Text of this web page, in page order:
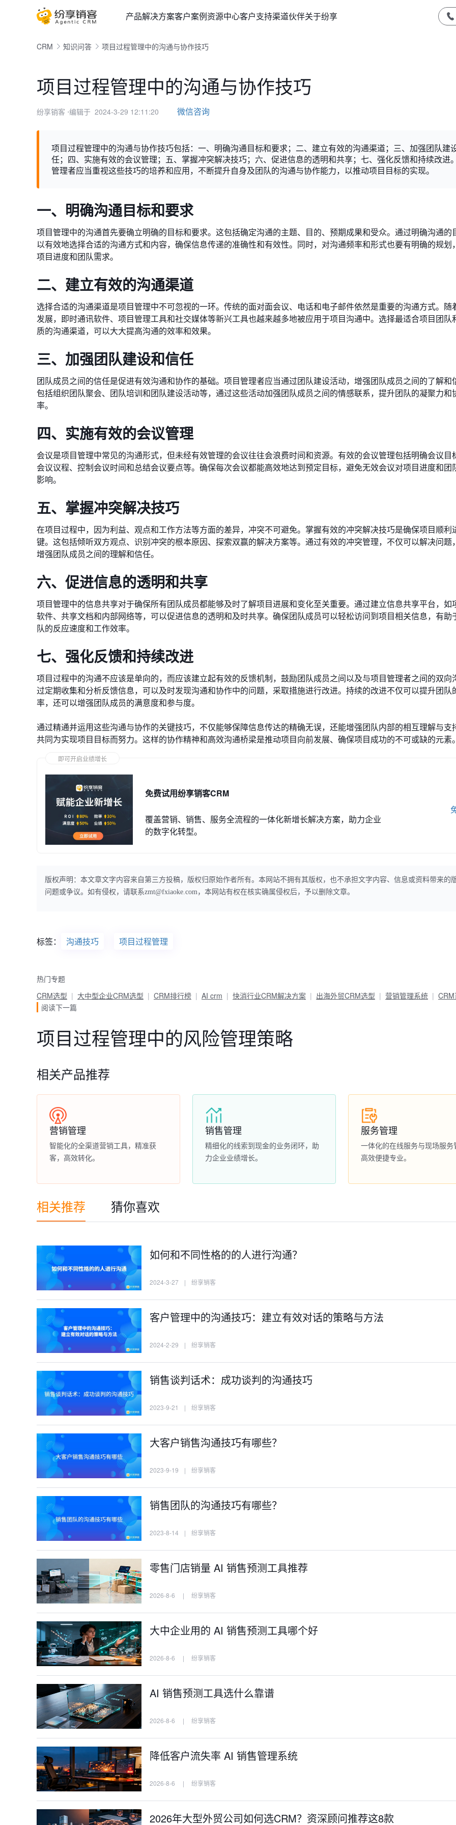
产品解决方案客户案例资源中心客户支持渠道伙伴关于纷享
CRM 知识问答 项目过程管理中的沟通与协作技巧
项目过程管理中的沟通与协作技巧
纷享销客 ⋅编辑于 2024-3-29 12:11:20 微信咨询
项目过程管理中的沟通与协作技巧包括：一、明确沟通目标和要求；二、建立有效的沟通渠道；三、加强团队建
任；四、实施有效的会议管理；五、掌握冲突解决技巧；六、促进信息的透明和共享；七、强化反馈和持续改进
管理者应当重视这些技巧的培养和应用，不断提升自身及团队的沟通与协作能力，以推动项目目标的实现。
一、明确沟通目标和要求
项目管理中的沟通首先要确立明确的目标和要求。这包括确定沟通的主题、目的、预期成果和受众。通过明确沟通的
以有效地选择合适的沟通方式和内容，确保信息传递的准确性和有效性。同时，对沟通频率和形式也要有明确的规划
项目进度和团队需求。
二、建立有效的沟通渠道
选择合适的沟通渠道是项目管理中不可忽视的一环。传统的面对面会议、电话和电子邮件依然是重要的沟通方式。随
发展，即时通讯软件、项目管理工具和社交媒体等新兴工具也越来越多地被应用于项目沟通中。选择最适合项目团队
质的沟通渠道，可以大大提高沟通的效率和效果。
三、加强团队建设和信任
团队成员之间的信任是促进有效沟通和协作的基础。项目管理者应当通过团队建设活动，增强团队成员之间的了解和
包括组织团队聚会、团队培训和团队建设活动等，通过这些活动加强团队成员之间的情感联系，提升团队的凝聚力和
率。
四、实施有效的会议管理
会议是项目管理中常见的沟通形式，但未经有效管理的会议往往会浪费时间和资源。有效的会议管理包括明确会议目
会议议程、控制会议时间和总结会议要点等。确保每次会议都能高效地达到预定目标，避免无效会议对项目进度和团
影响。
五、掌握冲突解决技巧
在项目过程中，因为利益、观点和工作方法等方面的差异，冲突不可避免。掌握有效的冲突解决技巧是确保项目顺利
键。这包括倾听双方观点、识别冲突的根本原因、探索双赢的解决方案等。通过有效的冲突管理，不仅可以解决问题
增强团队成员之间的理解和信任。
六、促进信息的透明和共享
项目管理中的信息共享对于确保所有团队成员都能够及时了解项目进展和变化至关重要。通过建立信息共享平台，如
软件、共享文档和内部网络等，可以促进信息的透明和及时共享。确保团队成员可以轻松访问到项目相关信息，有助
队的反应速度和工作效率。
七、强化反馈和持续改进
项目过程中的沟通不应该是单向的，而应该建立起有效的反馈机制，鼓励团队成员之间以及与项目管理者之间的双向
过定期收集和分析反馈信息，可以及时发现沟通和协作中的问题，采取措施进行改进。持续的改进不仅可以提升团队
率，还可以增强团队成员的满意度和参与度。
通过精通并运用这些沟通与协作的关键技巧，不仅能够保障信息传达的精确无误，还能增强团队内部的相互理解与支
共同为实现项目目标而努力。这样的协作精神和高效沟通桥梁是推动项目向前发展、确保项目成功的不可或缺的元素
即可开启业绩增长
免费试用纷享销客CRM
覆盖营销、销售、服务全流程的一体化新增长解决方案，助力企业
的数字化转型。
版权声明：本文章文字内容来自第三方投稿，版权归原始作者所有。本网站不拥有其版权，也不承担文字内容、信息或资料带来的
问题或争议。如有侵权，请联系zmt@fxiaoke.com，本网站有权在核实确属侵权后，予以删除文章。
标签： 沟通技巧 项目过程管理
热门专题
CRM选型
大中型企业CRM选型 CRM排行榜 AI crm 快消行业CRM解决方案 出海外贸CRM选型 营销管理系统
阅读下一篇
项目过程管理中的风险管理策略
相关产品推荐
营销管理
智能化的全渠道营销工具，精准获
客，高效转化。
销售管理
精细化的线索到现金的业务闭环，助
力企业业绩增长。
服务管理
一体化的在线服务与现场服务
高效便捷专业。
相关推荐 猜你喜欢
如何和不同性格的的人进行沟通？
2024-3-27 | 纷享销客
客户管理中的沟通技巧：建立有效对话的策略与方法
2024-2-29 | 纷享销客
销售谈判话术：成功谈判的沟通技巧
2023-9-21 | 纷享销客
大客户销售沟通技巧有哪些？
2023-9-19 | 纷享销客
销售团队的沟通技巧有哪些？
2023-8-14 | 纷享销客
零售门店销量 AI 销售预测工具推荐
2026-8-6 | 纷享销客
大中企业用的 AI 销售预测工具哪个好
2026-8-6 | 纷享销客
AI 销售预测工具选什么靠谱
2026-8-6 | 纷享销客
降低客户流失率 AI 销售管理系统
2026-8-6 | 纷享销客
2026年大型外贸公司如何选CRM？资深顾问推荐这8款